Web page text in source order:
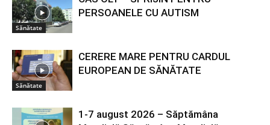
Sănătate
PERSOANELE CU AUTISM
Sănătate
CERERE MARE PENTRU CARDUL
EUROPEAN DE SĂNĂTATE
1-7 august 2026 – Săptămâna